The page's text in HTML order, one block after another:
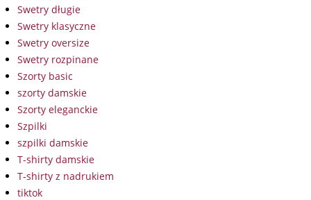
Swetry długie
Swetry klasyczne
Swetry oversize
Swetry rozpinane
Szorty basic
szorty damskie
Szorty eleganckie
Szpilki
szpilki damskie
T-shirty damskie
T-shirty z nadrukiem
tiktok